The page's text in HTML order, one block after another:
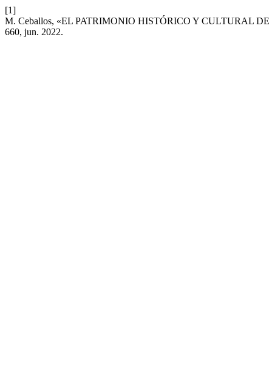
[1]
M. Ceballos, «EL PATRIMONIO HISTÓRICO Y CULTURAL
660, jun. 2022.